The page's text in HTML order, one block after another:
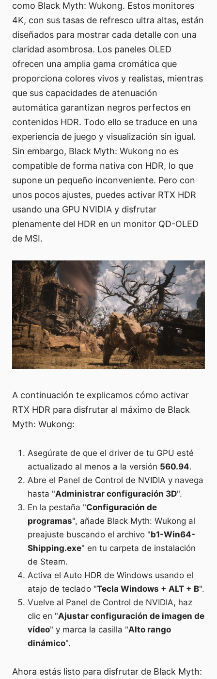
como Black Myth: Wukong. Estos monitores
4K, con sus tasas de refresco ultra altas, están
diseñados para mostrar cada detalle con una
claridad asombrosa. Los paneles OLED
ofrecen una amplia gama cromática que
proporciona colores vivos y realistas, mientras
que sus capacidades de atenuación
automática garantizan negros perfectos en
contenidos HDR. Todo ello se traduce en una
experiencia de juego y visualización sin igual.
Sin embargo, Black Myth: Wukong no es
compatible de forma nativa con HDR, lo que
supone un pequeño inconveniente. Pero con
unos pocos ajustes, puedes activar RTX HDR
usando una GPU NVIDIA y disfrutar
plenamente del HDR en un monitor QD-OLED
de MSI.
A continuación te explicamos cómo activar
RTX HDR para disfrutar al máximo de Black
Myth: Wukong:
Asegúrate de que el driver de tu GPU esté
actualizado al menos a la versión 560.94.
Abre el Panel de Control de NVIDIA y navega
hasta "Administrar configuración 3D".
En la pestaña "Configuración de
programas", añade Black Myth: Wukong al
preajuste buscando el archivo "b1-Win64-
Shipping.exe" en tu carpeta de instalación
de Steam.
Activa el Auto HDR de Windows usando el
atajo de teclado "Tecla Windows + ALT + B".
Vuelve al Panel de Control de NVIDIA, haz
clic en "Ajustar configuración de imagen de
vídeo" y marca la casilla "Alto rango
dinámico".
Ahora estás listo para disfrutar de Black Myth: